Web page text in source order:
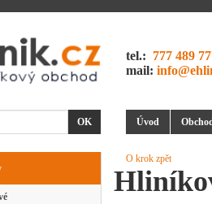
tel.: 777 489
mail:
Úvod
O krok zpět